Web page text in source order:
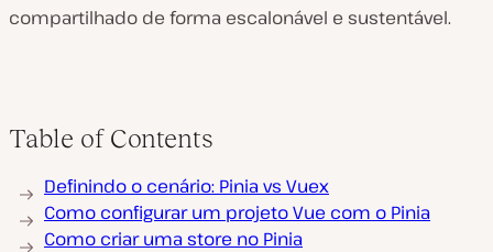
compartilhado de forma escalonável e sustentável.
Table of Contents
Definindo o cenário: Pinia vs Vuex
Como configurar um projeto Vue com o Pinia
Como criar uma store no Pinia